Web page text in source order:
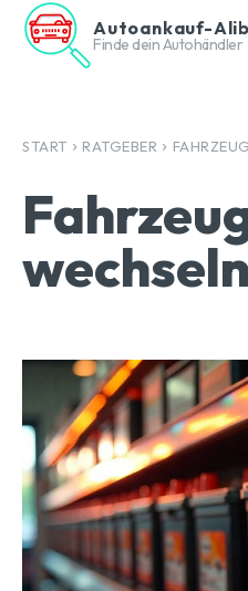
Autoankauf-
Finde dein Autohändler
START RATGEBER
wechseln